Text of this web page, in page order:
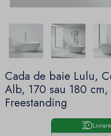
Cada de baie Lulu,
Alb, 170 sau 180
Freestanding